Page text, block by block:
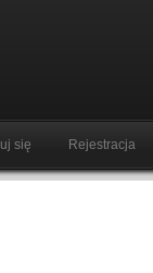
się Rejestracja